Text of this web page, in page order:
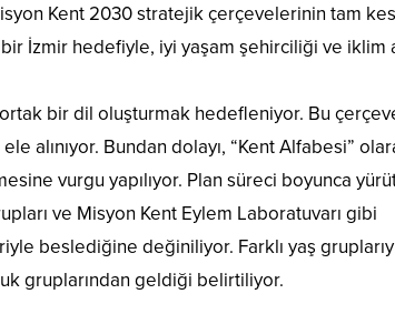
Kent 2030 stratejik çerçevelerinin tam
bir İzmir hedefiyle, iyi yaşam şehirciliği ve iklim
bir dil oluşturmak hedefleniyor. Bu
alınıyor. Bundan dolayı, “Kent Alfabesi”
vurgu yapılıyor. Plan süreci boyunca
ve Misyon Kent Eylem Laboratuvarı gibi
beslediğine değiniliyor. Farklı yaş
gruplarından geldiği belirtiliyor.